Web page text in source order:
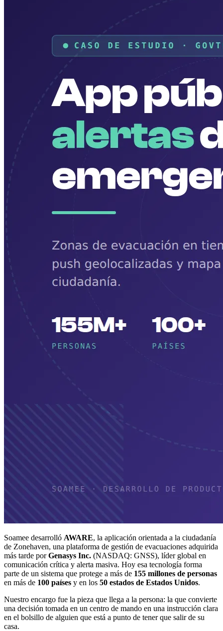
Soamee desarrolló AWARE, la aplicación orientada a la ciudadanía
de Zonehaven, una plataforma de gestión de evacuaciones adquirida
más tarde porGenasys Inc. (NASDAQ: GNSS), líder global en
comunicación crítica y alerta masiva. Hoy esa tecnología forma
parte de un sistema que protege a más de 155 millones de personas
en más de 100 países y en los 50 estados de Estados Unidos.
Nuestro encargo fue la pieza que llega a la persona: la que convierte
una decisión tomada en un centro de mando en una instrucción clara
en el bolsillo de alguien que está a punto de tener que salir de su
casa.